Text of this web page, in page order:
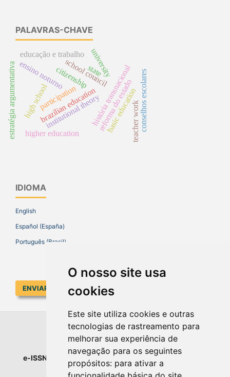
O nosso site usa
cookies
Este site utiliza cookies e outras
tecnologias de rastreamento para
melhorar sua experiência de
navegação para os seguintes
propósitos: para ativar a
PALAVRAS-CHAVE
história transnacional
brazilian education
school council
citizenship
participation reforma do estado
institutional theory
higher education
university
ensino noturno
high school
estratégia argumentativa basic education
teacher workconselhos escolares
educação e trabalho
state
IDIOMA
English
Español (España)
Português (Brasil)
ENVIAR SUBMISSÃO
EDUCAR EM REVISTA
e-ISSN : 1984-0411 | Prefixo DOI : 10.1590 |
Universidade Federal do Paraná